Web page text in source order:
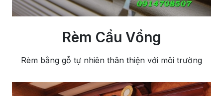
Rèm Cầu Vồng
Rèm bằng gỗ tự nhiên thân thiện với môi trường